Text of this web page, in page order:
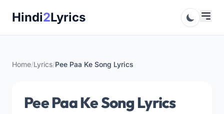
Hindi2Lyrics
Home/Lyrics/Pee Paa Ke Song Lyrics
Pee Paa Ke Song Lyrics